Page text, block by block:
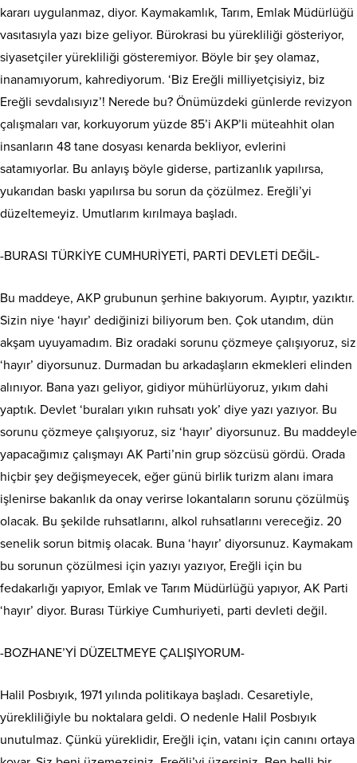
kararı uygulanmaz, diyor. Kaymakamlık, Tarım, Emlak Müdürlüğü
vasıtasıyla yazı bize geliyor. Bürokrasi bu yürekliliği gösteriyor,
siyasetçiler yürekliliği gösteremiyor. Böyle bir şey olamaz,
inanamıyorum, kahrediyorum. ‘Biz Ereğli milliyetçisiyiz, biz
Ereğli sevdalısıyız’! Nerede bu? Önümüzdeki günlerde revizyon
çalışmaları var, korkuyorum yüzde 85’i AKP’li müteahhit olan
insanların 48 tane dosyası kenarda bekliyor, evlerini
satamıyorlar. Bu anlayış böyle giderse, partizanlık yapılırsa,
yukarıdan baskı yapılırsa bu sorun da çözülmez. Ereğli’yi
düzeltemeyiz. Umutlarım kırılmaya başladı.
-BURASI TÜRKİYE CUMHURİYETİ, PARTİ DEVLETİ DEĞİL-
Bu maddeye, AKP grubunun şerhine bakıyorum. Ayıptır, yazıktır.
Sizin niye ‘hayır’ dediğinizi biliyorum ben. Çok utandım, dün
akşam uyuyamadım. Biz oradaki sorunu çözmeye çalışıyoruz, siz
‘hayır’ diyorsunuz. Durmadan bu arkadaşların ekmekleri elinden
alınıyor. Bana yazı geliyor, gidiyor mühürlüyoruz, yıkım dahi
yaptık. Devlet ‘buraları yıkın ruhsatı yok’ diye yazı yazıyor. Bu
sorunu çözmeye çalışıyoruz, siz ‘hayır’ diyorsunuz. Bu maddeyle
yapacağımız çalışmayı AK Parti’nin grup sözcüsü gördü. Orada
hiçbir şey değişmeyecek, eğer günü birlik turizm alanı imara
işlenirse bakanlık da onay verirse lokantaların sorunu çözülmüş
olacak. Bu şekilde ruhsatlarını, alkol ruhsatlarını vereceğiz. 20
senelik sorun bitmiş olacak. Buna ‘hayır’ diyorsunuz. Kaymakam
bu sorunun çözülmesi için yazıyı yazıyor, Ereğli için bu
fedakarlığı yapıyor, Emlak ve Tarım Müdürlüğü yapıyor, AK Parti
‘hayır’ diyor. Burası Türkiye Cumhuriyeti, parti devleti değil.
-BOZHANE’Yİ DÜZELTMEYE ÇALIŞIYORUM-
Halil Posbıyık, 1971 yılında politikaya başladı. Cesaretiyle,
yürekliliğiyle bu noktalara geldi. O nedenle Halil Posbıyık
unutulmaz. Çünkü yüreklidir, Ereğli için, vatanı için canını ortaya